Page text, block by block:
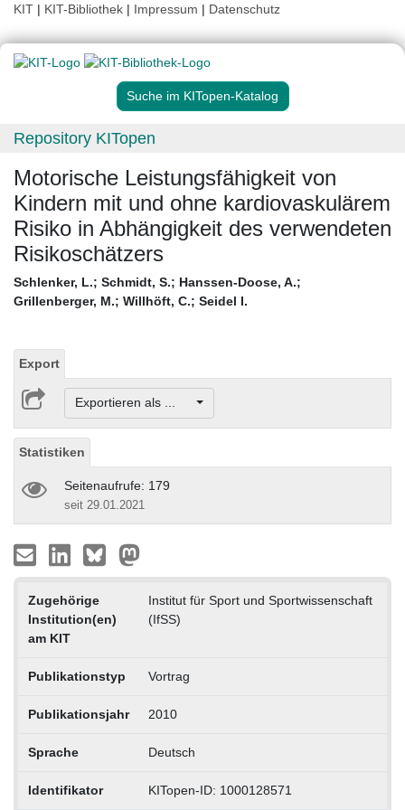
KIT | KIT-Bibliothek | Impressum | Datenschutz
Suche im KITopen-Katalog
Repository KITopen
Motorische Leistungsfähigkeit von
Kindern mit und ohne kardiovaskulärem
Risiko in Abhängigkeit des verwendeten
Risikoschätzers
Schlenker, L.; Schmidt, S.; Hanssen-Doose, A.;
Grillenberger, M.; Willhöft, C.; Seidel I.
Export
Exportieren als ...
Statistiken
Seitenaufrufe: 179
seit 29.01.2021
Zugehörige
Institution(en)
am KIT
Institut für Sport und Sportwissenschaft
(IfSS)
Publikationstyp Vortrag
Publikationsjahr 2010
Sprache Deutsch
Identifikator KITopen-ID: 1000128571